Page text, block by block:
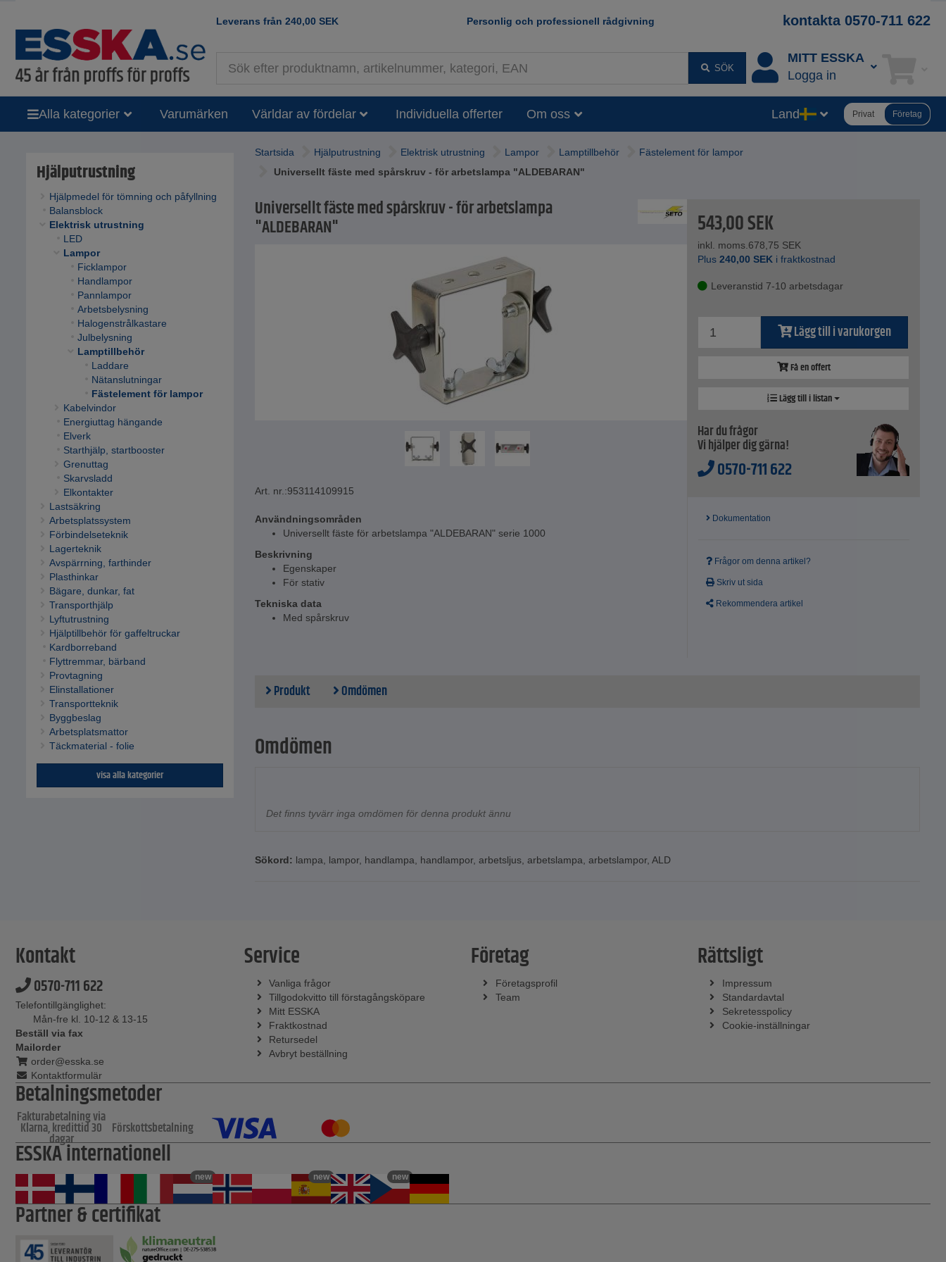
Leverans från 240,00 SEK Personlig och professionell rådgivning kontakta 0570-711 622
SÖK
MITT ESSKA
Logga in
Alla kategorier Varumärken Världar av fördelar Individuella offerter Om oss Land Privat Företag
Hjälputrustning
Hjälpmedel för tömning och påfyllning
Balansblock
Elektrisk utrustning
LED
Lampor
Ficklampor
Handlampor
Pannlampor
Arbetsbelysning
Halogenstrålkastare
Julbelysning
Lamptillbehör
Laddare
Nätanslutningar
Fästelement för lampor
Kabelvindor
Energiuttag hängande
Elverk
Starthjälp, startbooster
Grenuttag
Skarvsladd
Elkontakter
Lastsäkring
Arbetsplatssystem
Förbindelseteknik
Lagerteknik
Avspärrning, farthinder
Plasthinkar
Bägare, dunkar, fat
Transporthjälp
Lyftutrustning
Hjälptillbehör för gaffeltruckar
Kardborreband
Flyttremmar, bärband
Provtagning
Elinstallationer
Transportteknik
Byggbeslag
Arbetsplatsmattor
Täckmaterial - folie
visa alla kategorier
Startsida Hjälputrustning Elektrisk utrustning Lampor Lamptillbehör
Fästelement för lampor
Universellt fäste med spårskruv - för arbetslampa "ALDEBARAN"
Universellt fäste med spårskruv - för arbetslampa
"ALDEBARAN"
Art. nr.:953114109915
Användningsområden
Universellt fäste för arbetslampa "ALDEBARAN" serie 1000
Beskrivning
Egenskaper
För stativ
Tekniska data
Med spårskruv
543,00SEK
inkl. moms. 678,75 SEK
Plus240,00 SEK i fraktkostnad
Leveranstid 7-10 arbetsdagar
Lägg till i varukorgen
Få en offert
Lägg till i listan
Har du frågor
Vi hjälper dig gärna!
0570-711 622
Dokumentation
Frågor om denna artikel?
Skriv ut sida
Rekommendera artikel
Produkt Omdömen
Omdömen
Det finns tyvärr inga omdömen för denna produkt ännu
Sökord: lampa, lampor, handlampa, handlampor, arbetsljus, arbetslampa, arbetslampor, ALD
Kontakt
0570-711 622
Telefontillgänglighet:
Mån-fre kl. 10-12 & 13-15
Beställ via fax
Mailorder
order@esska.se
Kontaktformulär
Service
Vanliga frågor
Tillgodokvitto till förstagångsköpare
Mitt ESSKA
Fraktkostnad
Retursedel
Avbryt beställning
Företag
Företagsprofil
Team
Rättsligt
Impressum
Standardavtal
Sekretesspolicy
Cookie-inställningar
Betalningsmetoder
Fakturabetalning via
Klarna, kredittid 30
dagar
Förskottsbetalning
ESSKA internationell
new new new
Partner & certifikat